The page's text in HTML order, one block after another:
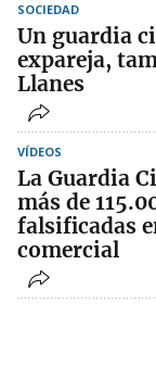
SOCIEDAD
Un guardia
expareja,
Llanes
VÍDEOS
La Guardia
más de
falsificadas
comercial